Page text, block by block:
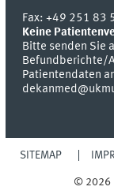
Fax:+49 251 83
Keine
Bitte senden Sie
Befundberichte/
Patientendaten
SITEMAP
© 2026